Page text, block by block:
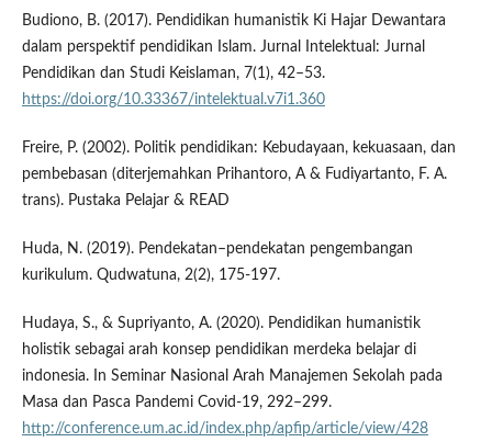
Budiono, B. (2017). Pendidikan humanistik Ki Hajar Dewantara
dalam perspektif pendidikan Islam. Jurnal Intelektual: Jurnal
Pendidikan dan Studi Keislaman, 7(1), 42–53.
https://doi.org/10.33367/intelektual.v7i1.360
Freire, P. (2002). Politik pendidikan: Kebudayaan, kekuasaan, dan
pembebasan (diterjemahkan Prihantoro, A & Fudiyartanto, F. A.
trans). Pustaka Pelajar & READ
Huda, N. (2019). Pendekatan–pendekatan pengembangan
kurikulum. Qudwatuna, 2(2), 175-197.
Hudaya, S., & Supriyanto, A. (2020). Pendidikan humanistik
holistik sebagai arah konsep pendidikan merdeka belajar di
indonesia. In Seminar Nasional Arah Manajemen Sekolah pada
Masa dan Pasca Pandemi Covid-19, 292–299.
http://conference.um.ac.id/index.php/apfip/article/view/428